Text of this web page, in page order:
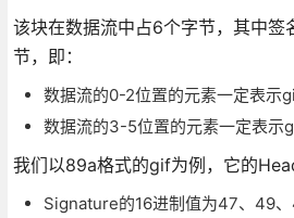
该块在数据流中占6个字节，其中签
节，即：
数据流的0-2位置的元素一定表示
数据流的3-5位置的元素一定表示
我们以89a格式的gif为例，它的
Signature的16进制值为47、49